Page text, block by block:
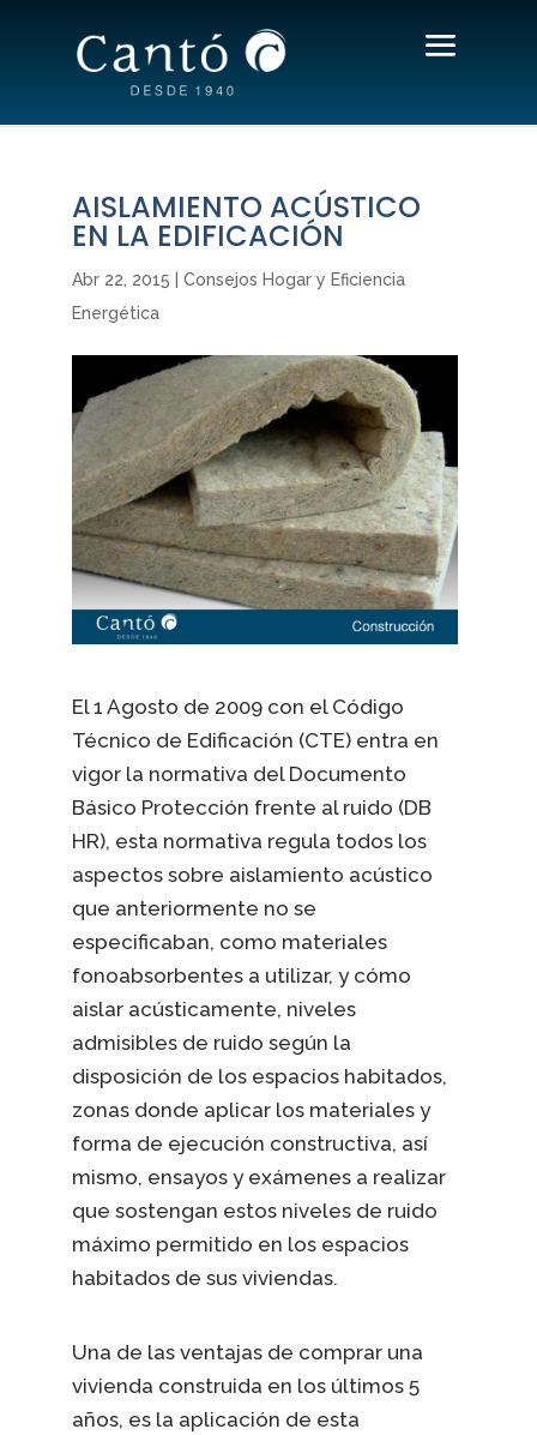
AISLAMIENTO ACÚSTICO
EN LA EDIFICACIÓN
Abr 22, 2015
Consejos Hogar y Eficiencia
Energética
El 1 Agosto de 2009 con el Código
Técnico de Edificación (CTE) entra en
vigor la normativa del Documento
Básico Protección frente al ruido (DB
HR), esta normativa regula todos los
aspectos sobre aislamiento acústico
que anteriormente no se
especificaban, como materiales
fonoabsorbentes a utilizar, y cómo
aislar acústicamente, niveles
admisibles de ruido según la
disposición de los espacios habitados,
zonas donde aplicar los materiales y
forma de ejecución constructiva, así
mismo, ensayos y exámenes a realizar
que sostengan estos niveles de ruido
máximo permitido en los espacios
habitados de sus viviendas.
Una de las ventajas de comprar una
vivienda construida en los últimos 5
años, es la aplicación de esta